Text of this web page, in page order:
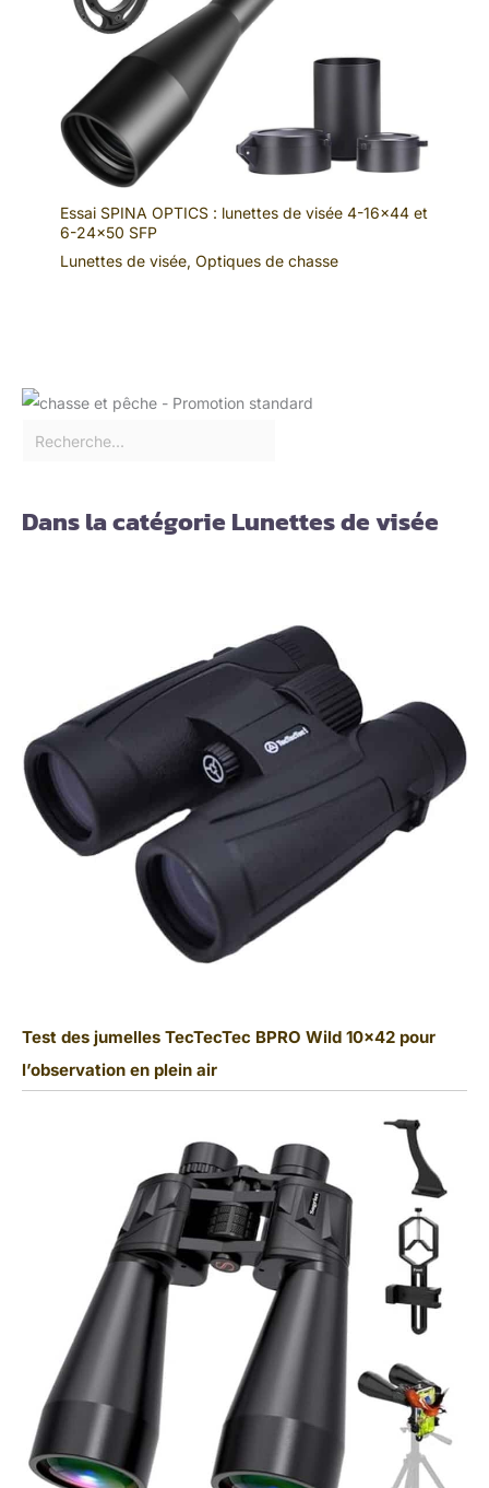
Essai SPINA OPTICS : lunettes de visée 4-16×44 et
6-24×50 SFP
Lunettes de visée, Optiques de chasse
Dans la catégorie Lunettes de visée
Test des jumelles TecTecTec BPRO Wild 10×42 pour
l’observation en plein air